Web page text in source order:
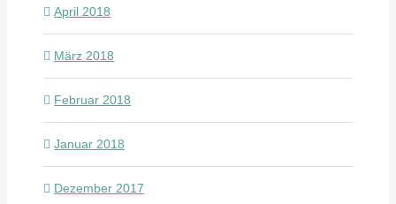
April 2018
März 2018
Februar 2018
Januar 2018
Dezember 2017